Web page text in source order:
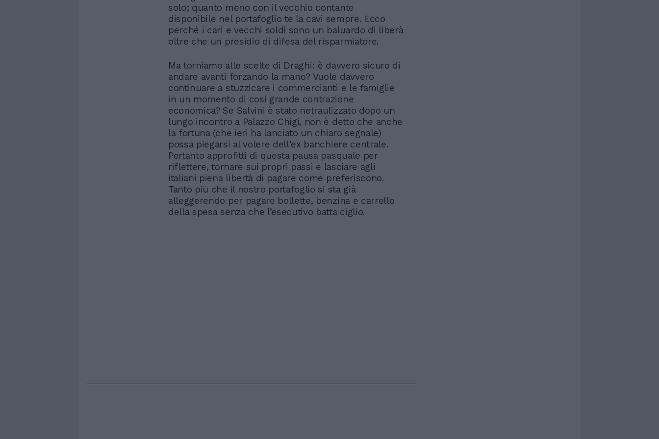
solo; quanto meno con il vecchio contante
disponibile nel portafoglio te la cavi sempre. Ecco
perché i cari e vecchi soldi sono un baluardo di liberà
oltre che un presidio di difesa del risparmiatore.
Ma torniamo alle scelte di Draghi: è davvero sicuro di
andare avanti forzando la mano? Vuole davvero
continuare a stuzzicare i commercianti e le famiglie
in un momento di così grande contrazione
economica? Se Salvini è stato netraulizzato dopo un
lungo incontro a Palazzo Chigi, non è detto che anche
la fortuna (che ieri ha lanciato un chiaro segnale)
possa piegarsi al volere dell'ex banchiere centrale.
Pertanto approfitti di questa pausa pasquale per
riflettere, tornare sui propri passi e lasciare agli
italiani piena libertà di pagare come preferiscono.
Tanto più che il nostro portafoglio si sta già
alleggerendo per pagare bollette, benzina e carrello
della spesa senza che l’esecutivo batta ciglio.